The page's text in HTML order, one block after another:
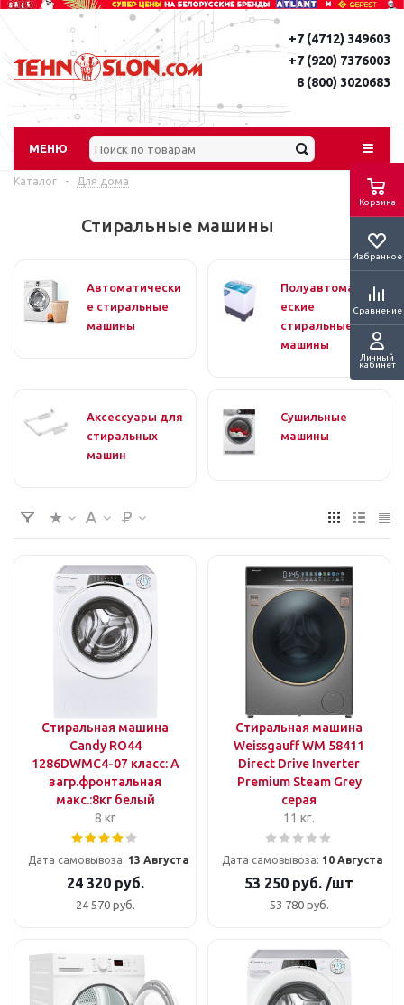
Корзина
Избранное
Сравнение
Личный
кабинет
+7 (4712) 349603
+7 (920) 7376003
8 (800) 3020683
МЕНЮ
Каталог - Для дома
Стиральные машины
Автоматически
е стиральные
машины
Полуавтоматич
еские
стиральные
машины
Аксессуары для
стиральных
машин
Сушильные
машины
Стиральная машина
Candy RO44
1286DWMC4-07 класс: A
загр.фронтальная
макс.:8кг белый
8 кг
Дата самовывоза: 13 Августа
24 320руб.
24 570руб.
Стиральная машина
Weissgauff WM 58411
Direct Drive Inverter
Premium Steam Grey
серая
11 кг.
Дата самовывоза: 10 Августа
53 250 руб. /шт
53 780руб.